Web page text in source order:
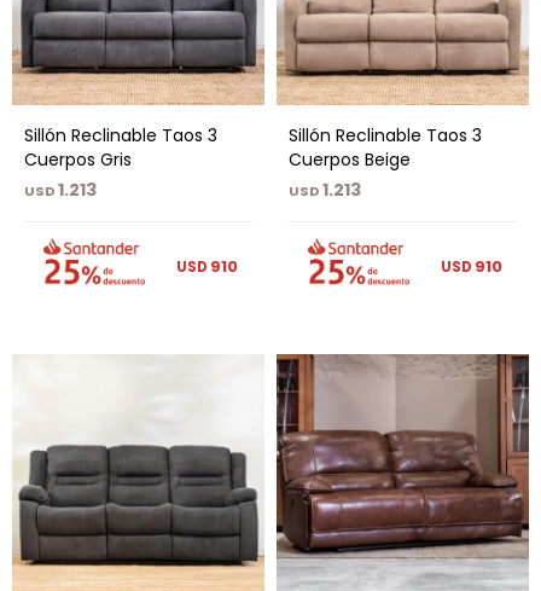
Sillón Reclinable Taos 3
Cuerpos Gris
USD1.213
USD 910
Sillón Reclinable Taos 3
Cuerpos Beige
USD1.213
USD 910